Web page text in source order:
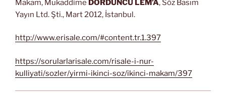
Makam, Mukaddime DÖRDÜNCÜ LEM’A, Söz Basım
Yayın Ltd. Şti., Mart 2012, İstanbul.
http://www.erisale.com/#content.tr.1.397
https://sorularlarisale.com/risale-i-nur-
kulliyati/sozler/yirmi-ikinci-soz/ikinci-makam/397